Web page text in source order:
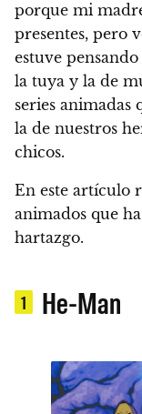
porque mi
presentes, pero
estuve
la tuya y la de
series animadas
la de nuestros
chicos.
En este artículo
animados que
hartazgo.
1 He-Man